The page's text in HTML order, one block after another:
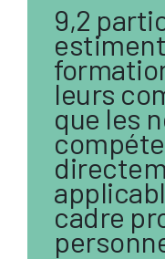
9,2
leurs
que les
cadre